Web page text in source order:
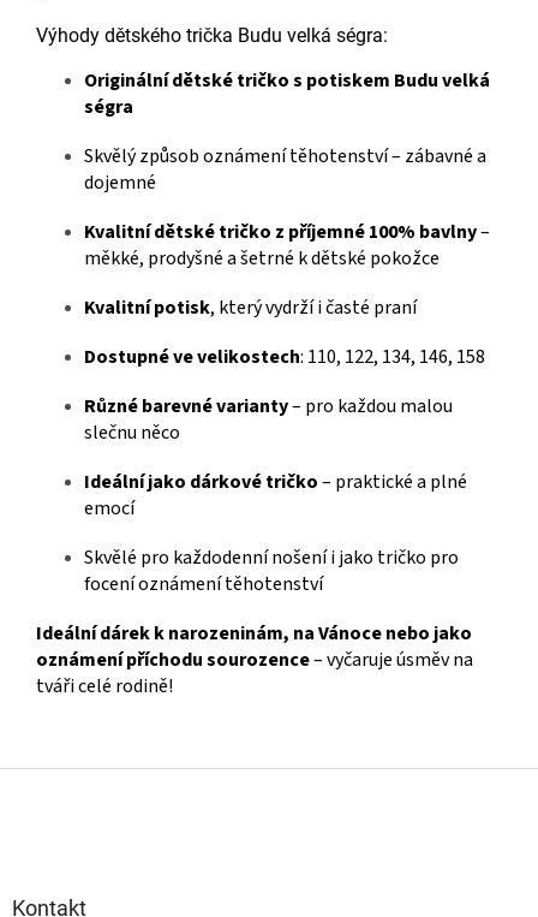
Výhody dětského trička Budu velká ségra:
Originální dětské tričko s potiskem Budu velká
ségra
Skvělý způsob oznámení těhotenství – zábavné a
dojemné
Kvalitní dětské tričko z příjemné 100% bavlny–
měkké, prodyšné a šetrné k dětské pokožce
Kvalitní potisk, který vydrží i časté praní
Dostupné ve velikostech: 110, 122, 134, 146, 158
Různé barevné varianty– pro každou malou
slečnu něco
Ideální jako dárkové tričko– praktické a plné
emocí
Skvělé pro každodenní nošení i jako tričko pro
focení oznámení těhotenství
Ideální dárek k narozeninám, na Vánoce nebo jako
oznámení příchodu sourozence– vyčaruje úsměv na
tváři celé rodině!
Kontakt